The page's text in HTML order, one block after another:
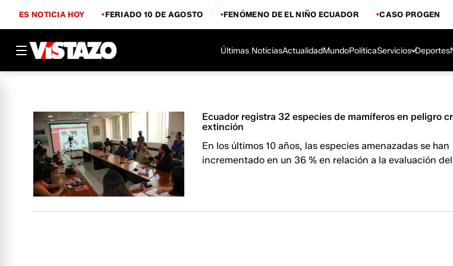
ES NOTICIA HOY FERIADO 10 DE AGOSTO FENÓMENO DE EL NIÑO ECUADOR CASO PROGEN
Últimas NoticiasActualidadMundoPolíticaServicios Deportes
Ecuador registra 32 especies de mamíferos en peligro
extinción
En los últimos 10 años, las especies amenazadas se han
incrementado en un 36 % en relación a la evaluación del